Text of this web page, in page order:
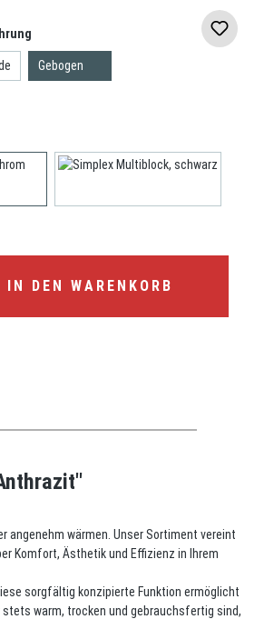
Gebogen
IN DEN WARENKORB
angenehm wärmen. Unser Sortiment vereint
Komfort, Ästhetik und Effizienz in Ihrem
sorgfältig konzipierte Funktion ermöglicht
warm, trocken und gebrauchsfertig sind,